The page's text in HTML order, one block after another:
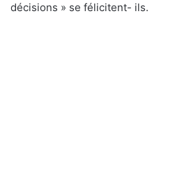
décisions » se félicitent- ils.